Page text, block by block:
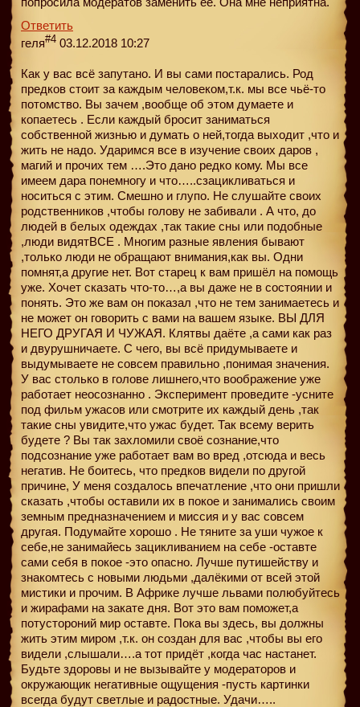
Ответить
геля#4 03.12.2018 10:27
Как у вас всё запутано. И вы сами постарались. Род
предков стоит за каждым человеком,т.к. мы все чьё-то
потомство. Вы зачем ,вообще об этом думаете и
копаетесь . Если каждый бросит заниматься
собственной жизнью и думать о ней,тогда выходит ,что и
жить не надо. Ударимся все в изучение своих даров ,
магий и прочих тем ….Это дано редко кому. Мы все
имеем дара понемногу и что…..сзацикливаться и
носиться с этим. Смешно и глупо. Не слушайте своих
родственников ,чтобы голову не забивали . А что, до
людей в белых одеждах ,так такие сны или подобные
,люди видятВСЕ . Многим разные явления бывают
,только люди не обращают внимания,как вы. Одни
помнят,а другие нет. Вот старец к вам пришёл на помощь
уже. Хочет сказать что-то…,а вы даже не в состоянии и
понять. Это же вам он показал ,что не тем занимаетесь и
не может он говорить с вами на вашем языке. ВЫ ДЛЯ
НЕГО ДРУГАЯ И ЧУЖАЯ. Клятвы даёте ,а сами как раз
и двурушничаете. С чего, вы всё придумываете и
выдумываете не совсем правильно ,понимая значения.
У вас столько в голове лишнего,что воображение уже
работает неосознанно . Эксперимент проведите -усните
под фильм ужасов или смотрите их каждый день ,так
такие сны увидите,что ужас будет. Так всему верить
будете ? Вы так захломили своё сознание,что
подсознание уже работает вам во вред ,отсюда и весь
негатив. Не боитесь, что предков видели по другой
причине, У меня создалось впечатление ,что они пришли
сказать ,чтобы оставили их в покое и занимались своим
земным предназначением и миссия и у вас совсем
другая. Подумайте хорошо . Не тяните за уши чужое к
себе,не занимайесь зацикливанием на себе -оставте
сами себя в покое -это опасно. Лучше путишейству и
знакомтесь с новыми людьми ,далёкими от всей этой
мистики и прочим. В Африке лучше львами полюбуйтесь
и жирафами на закате дня. Вот это вам поможет,а
потустороний мир оставте. Пока вы здесь, вы должны
жить этим миром ,т.к. он создан для вас ,чтобы вы его
видели ,слышали….а тот придёт ,когда час настанет.
Будьте здоровы и не вызывайте у модераторов и
окружающик негативные ощущения -пусть картинки
всегда будут светлые и радостные. Удачи…..